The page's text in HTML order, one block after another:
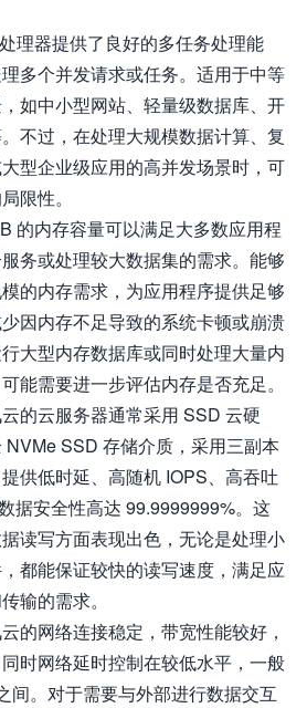
处理器提供了良好的多任务处理能
多个并发请求或任务。适用于中等
如中小型网站、轻量级数据库、开
不过，在处理大规模数据计算、复
型企业级应用的高并发场景时，可
限性。
的内存容量可以满足大多数应用程
务或处理较大数据集的需求。能够
的内存需求，为应用程序提供足够
因内存不足导致的系统卡顿或崩溃
大型内存数据库或同时处理大量内
能需要进一步评估内存是否充足。
的云服务器通常采用 SSD 云硬
SSD 存储介质，采用三副本
供低时延、高随机 IOPS、高吞吐
据安全性高达 99.9999999%。这
读写方面表现出色，无论是处理小
都能保证较快的读写速度，满足应
输的需求。
的网络连接稳定，带宽性能较好，
时网络延时控制在较低水平，一般
间。对于需要与外部进行数据交互